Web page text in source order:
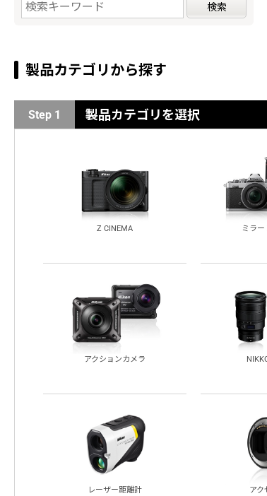
製品カテゴリから探す
Step 1 製品カテゴリを選択
Z CINEMA ミラ
アクションカメラ
レーザー距離計 アク